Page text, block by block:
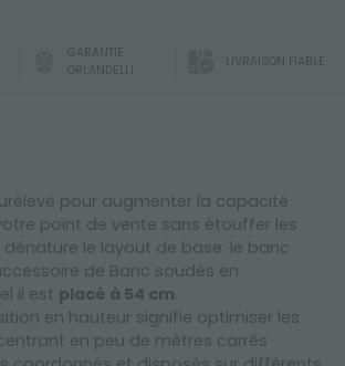
GARANTIE
ORLANDELLI
LIVRAISON FIABLE
pour augmenter la capacité
point de vente sans étouffer les
le layout de base: le banc
de Banc soudés en
il est placé à 54 cm.
en hauteur signifie optimiser les
en peu de mètres carrés